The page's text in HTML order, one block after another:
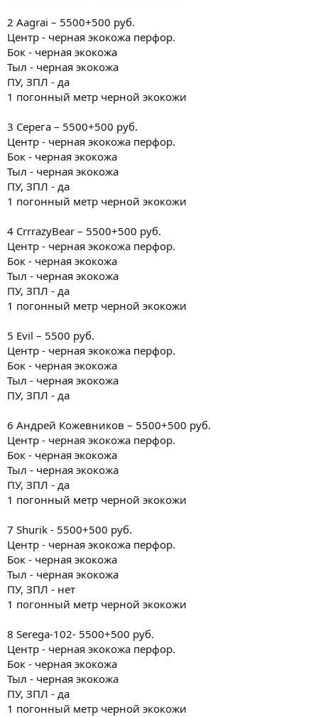
2 Aagrai – 5500+500 руб.
Центр - черная экокожа перфор.
Бок - черная экокожа
Тыл - черная экокожа
ПУ, ЗПЛ - да
1 погонный метр черной экокожи
3 Серега – 5500+500 руб.
Центр - черная экокожа перфор.
Бок - черная экокожа
Тыл - черная экокожа
ПУ, ЗПЛ - да
1 погонный метр черной экокожи
4 CrrrazyBear – 5500+500 руб.
Центр - черная экокожа перфор.
Бок - черная экокожа
Тыл - черная экокожа
ПУ, ЗПЛ - да
1 погонный метр черной экокожи
5 Evil – 5500 руб.
Центр - черная экокожа перфор.
Бок - черная экокожа
Тыл - черная экокожа
ПУ, ЗПЛ - да
6 Андрей Кожевников – 5500+500 руб.
Центр - черная экокожа перфор.
Бок - черная экокожа
Тыл - черная экокожа
ПУ, ЗПЛ - да
1 погонный метр черной экокожи
7 Shurik - 5500+500 руб.
Центр - черная экокожа перфор.
Бок - черная экокожа
Тыл - черная экокожа
ПУ, ЗПЛ - нет
1 погонный метр черной экокожи
8 Serega-102- 5500+500 руб.
Центр - черная экокожа перфор.
Бок - черная экокожа
Тыл - черная экокожа
ПУ, ЗПЛ - да
1 погонный метр черной экокожи